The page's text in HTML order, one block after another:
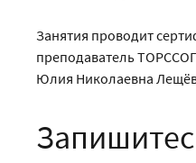
Занятия проводит
преподаватель
Юлия Николаевна